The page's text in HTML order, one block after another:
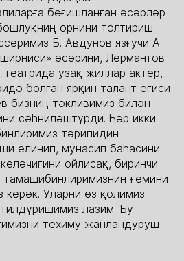
беғишланған әсәрләр
орнини толтириш
Б. Авдунов язғучи А.
әсәрини, Лермантов
узақ жиллар актер,
болған ярқин талант егиси
бизниң тәкливимиз билән
сәһниләштүрди. Һәр икки
тәрипидин
елинип, мунасип баһасини
ойлисақ, биринчи
ғемини
Уларни өз қолимиз
лазим. Бу
техиму жанландуруш